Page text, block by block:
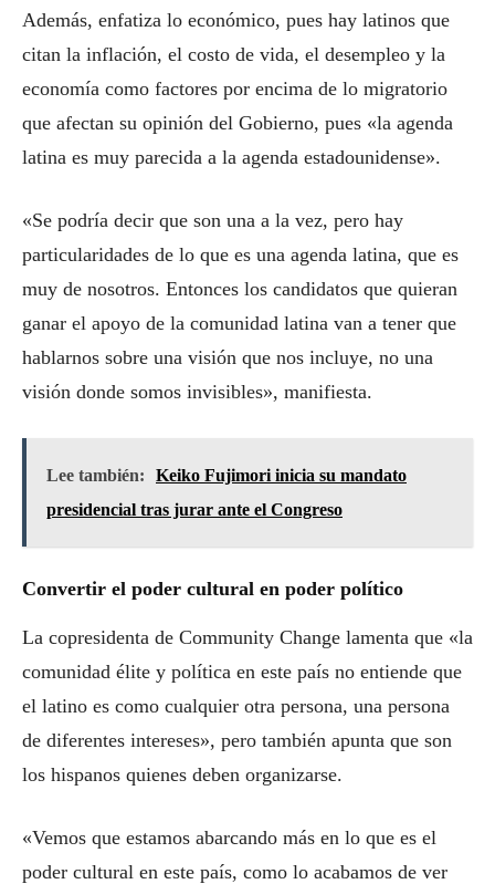
Además, enfatiza lo económico, pues hay latinos que
citan la inflación, el costo de vida, el desempleo y la
economía como factores por encima de lo migratorio
que afectan su opinión del Gobierno, pues «la agenda
latina es muy parecida a la agenda estadounidense».
«Se podría decir que son una a la vez, pero hay
particularidades de lo que es una agenda latina, que es
muy de nosotros. Entonces los candidatos que quieran
ganar el apoyo de la comunidad latina van a tener que
hablarnos sobre una visión que nos incluye, no una
visión donde somos invisibles», manifiesta.
Lee también:
Keiko Fujimori inicia su mandato
presidencial tras jurar ante el Congreso
Convertir el poder cultural en poder político
La copresidenta de Community Change lamenta que «la
comunidad élite y política en este país no entiende que
el latino es como cualquier otra persona, una persona
de diferentes intereses», pero también apunta que son
los hispanos quienes deben organizarse.
«Vemos que estamos abarcando más en lo que es el
poder cultural en este país, como lo acabamos de ver